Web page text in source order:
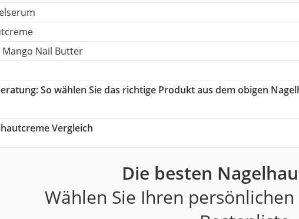
Mango Nail Butter
: So wählen Sie das richtige Produkt aus dem obigen
Vergleich
Die besten
Wählen Sie Ihren